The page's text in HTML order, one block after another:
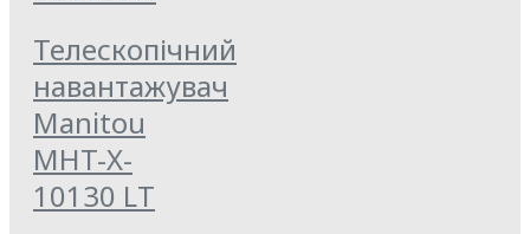
Телескопічний
навантажувач
Manitou
MHT-X-
10130 LT